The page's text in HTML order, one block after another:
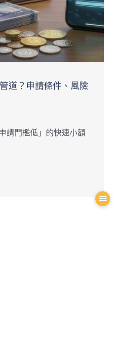
道？申請條件、風險
請門檻低」的快速小額